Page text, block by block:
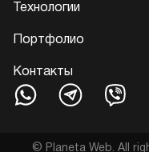
Технологии
Портфолио
Контакты
© Planeta Web. All